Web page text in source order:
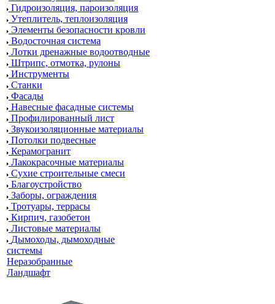
Гидроизоляция, пароизоляция
Утеплитель, теплоизоляция
Элементы безопасности кровли
Водосточная система
Лотки дренажные водоотводные
Штрипс, отмотка, рулоны
Инструменты
Станки
Фасады
Навесные фасадные системы
Профилированный лист
Звукоизоляционные материалы
Потолки подвесные
Керамогранит
Лакокрасочные материалы
Сухие строительные смеси
Благоустройство
Заборы, ограждения
Тротуары, террасы
Кирпич, газобетон
Листовые материалы
Дымоходы, дымоходные
системы
Неразобранные
Ландшафт